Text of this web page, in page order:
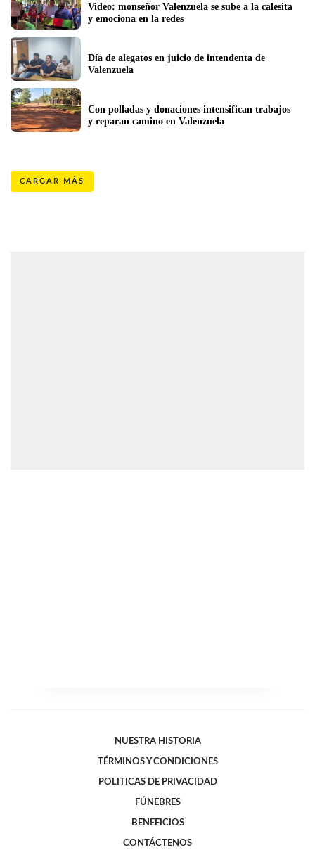
Video: monseñor Valenzuela se sube a la calesita
y emociona en la redes
Día de alegatos en juicio de intendenta de
Valenzuela
Con polladas y donaciones intensifican trabajos
y reparan camino en Valenzuela
CARGAR MÁS
NUESTRA HISTORIA
TÉRMINOS Y CONDICIONES
POLITICAS DE PRIVACIDAD
FÚNEBRES
BENEFICIOS
CONTÁCTENOS